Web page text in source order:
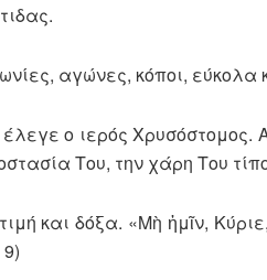
αγώνες, κόποι, εύκολα
ο ιερός Χρυσόστομος.
Του, την χάρη Του
και δόξα. «Μὴ ἡμῖν,